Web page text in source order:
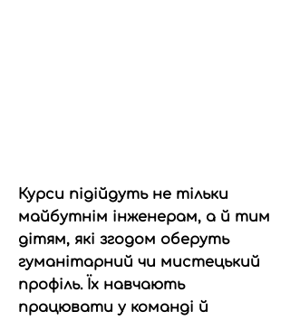
Курси підійдуть не тільки
майбутнім інженерам, а й тим
дітям, які згодом оберуть
гуманітарний чи мистецький
профіль. Їх навчають
працювати у команді й